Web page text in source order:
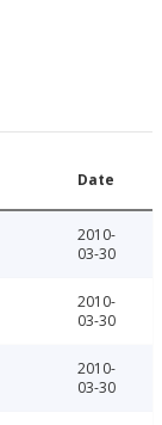
Date
2010-
03-30
2010-
03-30
2010-
03-30